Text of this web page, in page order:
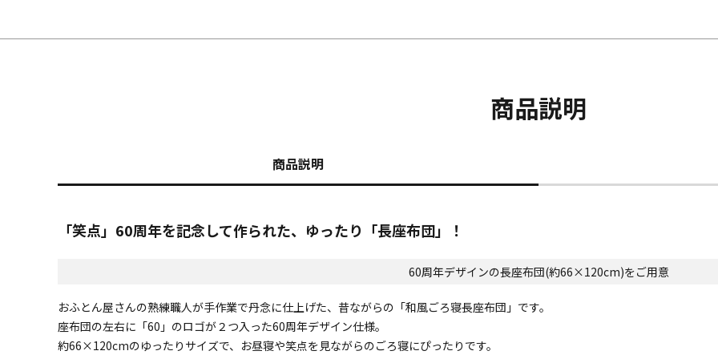
商品説明
商品説明
「笑点」60周年を記念して作られた、ゆったり「長座布団」！
60周年デザインの長座布団(約66×120cm)をご用意
おふとん屋さんの熟練職人が手作業で丹念に仕上げた、昔ながらの「和風ごろ寝長座布団」です。
座布団の左右に「60」のロゴが２つ入った60周年デザイン仕様。
約66×120cmのゆったりサイズで、お昼寝や笑点を見ながらのごろ寝にぴったりです。